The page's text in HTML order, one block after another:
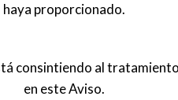
haya proporcionado.
consintiendo al
en este Aviso.